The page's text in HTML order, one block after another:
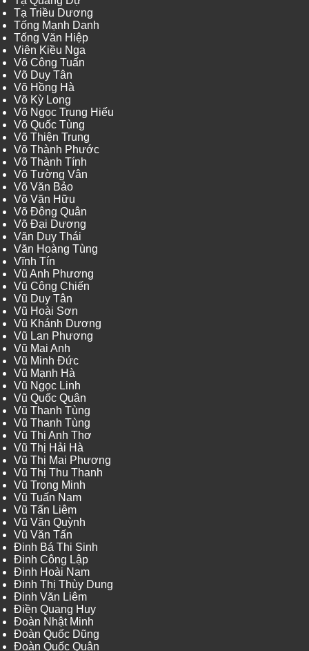
Tạ Triều Dương
Tống Mạnh Danh
Tống Văn Hiệp
Viên Kiều Nga
Võ Công Tuấn
Võ Duy Tân
Võ Hồng Hà
Võ Kỳ Long
Võ Ngọc Trung Hiếu
Võ Quốc Tùng
Võ Thiện Trung
Võ Thành Phước
Võ Thành Tính
Võ Tường Vân
Võ Văn Bảo
Võ Văn Hữu
Võ Đông Quân
Võ Đại Dương
Văn Duy Thái
Văn Hoàng Tùng
Vĩnh Tín
Vũ Anh Phương
Vũ Công Chiến
Vũ Duy Tân
Vũ Hoài Sơn
Vũ Khánh Dương
Vũ Lan Phương
Vũ Mai Anh
Vũ Minh Đức
Vũ Mạnh Hà
Vũ Ngọc Linh
Vũ Quốc Quân
Vũ Thanh Tùng
Vũ Thanh Tùng
Vũ Thị Anh Thơ
Vũ Thị Hải Hà
Vũ Thị Mai Phương
Vũ Thị Thu Thanh
Vũ Trọng Minh
Vũ Tuấn Nam
Vũ Tấn Liêm
Vũ Văn Quỳnh
Vũ Văn Tấn
Đinh Bá Thi Sinh
Đinh Công Lập
Đinh Hoài Nam
Đinh Thị Thùy Dung
Đinh Văn Liêm
Điền Quang Huy
Đoàn Nhật Minh
Đoàn Quốc Dũng
Đoàn Quốc Quân